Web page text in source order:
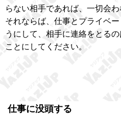
らない相手であれば、一切会
それならば、仕事とプライベ
うにして、相手に連絡をとる
ことにしてください。
仕事に没頭する